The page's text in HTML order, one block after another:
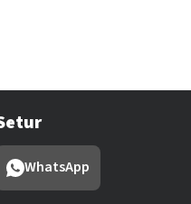
WhatsApp